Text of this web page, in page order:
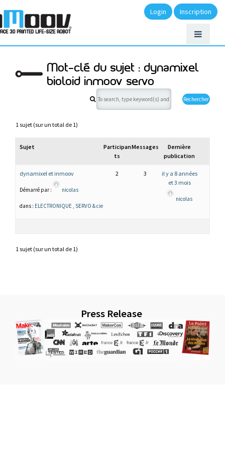
Login Inscription
Mot-clé du sujet : dynamixel
bioloid inmoov servo
1 sujet (sur un total de 1)
Sujet
Participan
ts
Messages
Dernière
publication
dynamixel et inmoov
Démarré par : nicolas
dans : ELECTRONIQUE , SERVO & cie
2 3
il y a 8 années
et 3 mois
nicolas
1 sujet (sur un total de 1)
Press Release